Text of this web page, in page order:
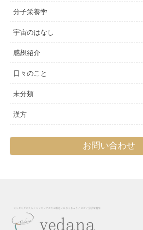
分子栄養学
宇宙のはなし
感想紹介
日々のこと
未分類
漢方
お問い合わせ